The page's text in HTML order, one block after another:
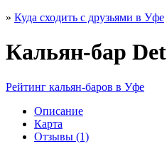
» Куда сходить с друзьями в Уфе
Кальян-бар
Рейтинг кальян-баров в Уфе
Описание
Карта
Отзывы (1)